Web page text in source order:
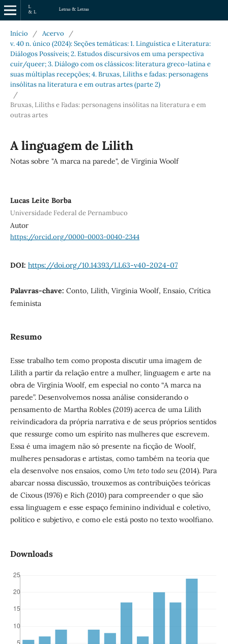
Início / Acervo
/
v. 40 n. único (2024): Seções temáticas: 1. Linguística e Literatura:
Diálogos Possíveis; 2. Estudos discursivos em uma perspectiva
cuir/queer; 3. Diálogo com os clássicos: literatura greco-latina e
suas múltiplas recepções; 4. Bruxas, Liliths e fadas: personagens
insólitas na literatura e em outras artes (parte 2)
/
Bruxas, Liliths e Fadas: personagens insólitas na literatura e em
outras artes
A linguagem de Lilith
Notas sobre "A marca na parede", de Virginia Woolf
Lucas Leite Borba
Universidade Federal de Pernambuco
Autor
https://orcid.org/0000-0003-0040-2344
DOI: https://doi.org/10.14393/LL63-v40-2024-07
Palavras-chave: Conto, Lilith, Virginia Woolf, Ensaio, Crítica
feminista
Resumo
Esse trabalho tem como proposta discutir uma imagem de
Lilith a partir da relação entre a mulher, linguagem e arte na
obra de Virginia Woolf, em especial no conto “A marca na
parede”. Desenvolvemos nossa análise considerando o
pensamento de Martha Robles (2019) acerca de uma Lilith
reivindicadora da própria narrativa e de seus próprios sentidos
que ressurge como um espírito nas mulheres que escrevem.
Essa é uma imagem não só presente na ficção de Woolf,
mulheres pensadoras e artistas, como também na teoria que
ela desenvolve nos ensaios, como Um teto todo seu (2014). Para
abarcar nossa discussão, trouxemos as contribuições teóricas
de Cixous (1976) e Rich (2010) para compreender o que são
essa linguagem e esse espaço feminino individual e coletivo,
político e subjetivo, e como ele está posto no texto woolfiano.
Downloads